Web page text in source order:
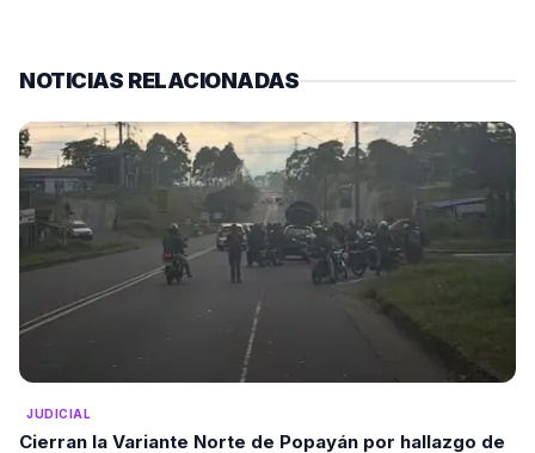
NOTICIAS RELACIONADAS
JUDICIAL
Cierran la Variante Norte de Popayán por hallazgo de